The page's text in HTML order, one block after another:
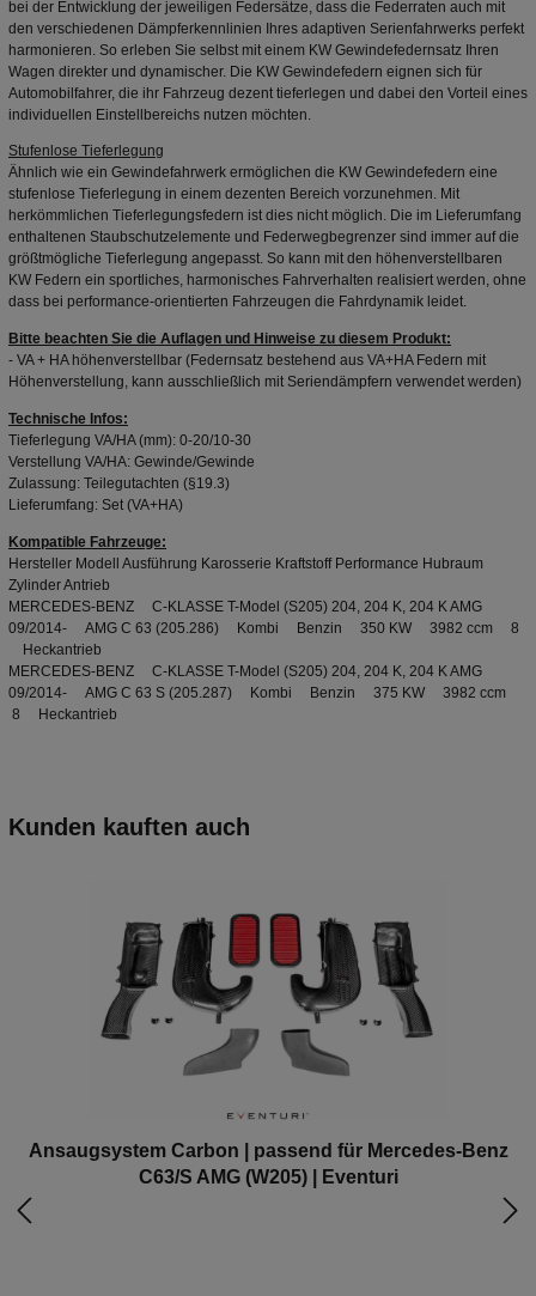
bei der Entwicklung der jeweiligen Federsätze, dass die Federraten auch mit
den verschiedenen Dämpferkennlinien Ihres adaptiven Serienfahrwerks perfekt
harmonieren. So erleben Sie selbst mit einem KW Gewindefedernsatz Ihren
Wagen direkter und dynamischer. Die KW Gewindefedern eignen sich für
Automobilfahrer, die ihr Fahrzeug dezent tieferlegen und dabei den Vorteil eines
individuellen Einstellbereichs nutzen möchten.
Stufenlose Tieferlegung
Ähnlich wie ein Gewindefahrwerk ermöglichen die KW Gewindefedern eine
stufenlose Tieferlegung in einem dezenten Bereich vorzunehmen. Mit
herkömmlichen Tieferlegungsfedern ist dies nicht möglich. Die im Lieferumfang
enthaltenen Staubschutzelemente und Federwegbegrenzer sind immer auf die
größtmögliche Tieferlegung angepasst. So kann mit den höhenverstellbaren
KW Federn ein sportliches, harmonisches Fahrverhalten realisiert werden, ohne
dass bei performance-orientierten Fahrzeugen die Fahrdynamik leidet.
Bitte beachten Sie die Auflagen und Hinweise zu diesem Produkt:
- VA + HA höhenverstellbar (Federnsatz bestehend aus VA+HA Federn mit
Höhenverstellung, kann ausschließlich mit Seriendämpfern verwendet werden)
Technische Infos:
Tieferlegung VA/HA (mm): 0-20/10-30
Verstellung VA/HA: Gewinde/Gewinde
Zulassung: Teilegutachten (§19.3)
Lieferumfang: Set (VA+HA)
Kompatible Fahrzeuge:
Hersteller Modell Ausführung Karosserie Kraftstoff Performance Hubraum
Zylinder Antrieb
MERCEDES-BENZ C-KLASSE T-Model (S205) 204, 204 K, 204 K AMG
09/2014- AMG C 63 (205.286) Kombi Benzin 350 KW 3982 ccm 8
Heckantrieb
MERCEDES-BENZ C-KLASSE T-Model (S205) 204, 204 K, 204 K AMG
09/2014- AMG C 63 S (205.287) Kombi Benzin 375 KW 3982 ccm
8 Heckantrieb
Kunden kauften auch
Ansaugsystem Carbon | passend für Mercedes-Benz
C63/S AMG (W205) | Eventuri